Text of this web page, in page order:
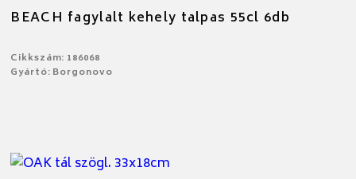
BEACH fagylalt kehely talpas 55cl 6db
Cikkszám: 186068
Gyártó: Borgonovo